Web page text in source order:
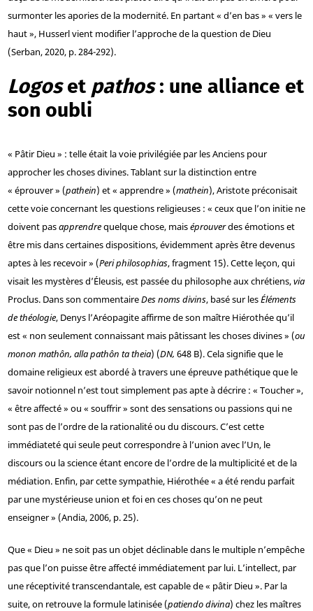
surmonter les apories de la modernité. En partant « d’en bas » « vers le
haut », Husserl vient modifier l’approche de la question de Dieu
(Serban, 2020, p. 284-292).
Logoset pathos: une alliance et
son oubli
« Pâtir Dieu » : telle était la voie privilégiée par les Anciens pour
approcher les choses divines. Tablant sur la distinction entre
« éprouver » (pathein) et « apprendre » (mathein), Aristote préconisait
cette voie concernant les questions religieuses : « ceux que l’on initie ne
doivent pasapprendrequelque chose, maiséprouverdes émotions et
être mis dans certaines dispositions, évidemment après être devenus
aptes à les recevoir » (Peri philosophias, fragment 15). Cette leçon, qui
visait les mystères d’Éleusis, est passée du philosophe aux chrétiens,via
Proclus. Dans son commentaireDes noms divins, basé sur lesÉléments
de théologie, Denys l’Aréopagite affirme de son maître Hiérothée qu’il
est « non seulement connaissant mais pâtissant les choses divines » (ou
monon mathôn, alla pathôn ta theia) (DN, 648 B). Cela signifie que le
domaine religieux est abordé à travers une épreuve pathétique que le
savoir notionnel n’est tout simplement pas apte à décrire : « Toucher »,
« être affecté » ou « souffrir » sont des sensations ou passions qui ne
sont pas de l’ordre de la rationalité ou du discours. C’est cette
immédiateté qui seule peut correspondre à l’union avec l’Un, le
discours ou la science étant encore de l’ordre de la multiplicité et de la
médiation. Enfin, par cette sympathie, Hiérothée « a été rendu parfait
par une mystérieuse union et foi en ces choses qu’on ne peut
enseigner » (Andia, 2006, p. 25).
Que « Dieu » ne soit pas un objet déclinable dans le multiple n’empêche
pas que l’on puisse être affecté immédiatement par lui. L’intellect, par
une réceptivité transcendantale, est capable de « pâtir Dieu ». Par la
suite, on retrouve la formule latinisée (patiendo divina) chez les maîtres